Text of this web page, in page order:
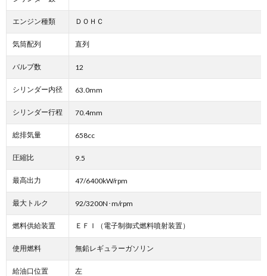
エンジン種類 ＤＯＨＣ
気筒配列 直列
バルブ数 12
シリンダー内径 63.0mm
シリンダー行程 70.4mm
総排気量 658cc
圧縮比 9.5
最高出力 47/6400kW/rpm
最大トルク 92/3200N･m/rpm
燃料供給装置 ＥＦＩ（電子制御式燃料噴射装置）
使用燃料 無鉛レギュラーガソリン
給油口位置 左